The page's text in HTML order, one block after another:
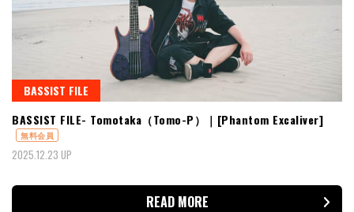
BASSIST FILE
BASSIST FILE- Tomotaka（Tomo-P）｜[Phantom Excaliver]
無料会員
2025.12.23 UP
READ MORE